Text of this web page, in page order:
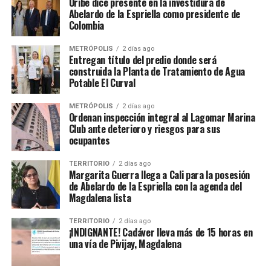
Abelardo de la Espriella como presidente de
Colombia
METRÓPOLIS 2 días ago
Entregan título del predio donde será
construida la Planta de Tratamiento de Agua
Potable El Curval
METRÓPOLIS 2 días ago
Ordenan inspección integral al Lagomar Marina
Club ante deterioro y riesgos para sus
ocupantes
TERRITORIO 2 días ago
Margarita Guerra llega a Cali para la posesión
de Abelardo de la Espriella con la agenda del
Magdalena lista
TERRITORIO 2 días ago
¡INDIGNANTE! Cadáver lleva más de 15 horas en
una vía de Pivijay, Magdalena